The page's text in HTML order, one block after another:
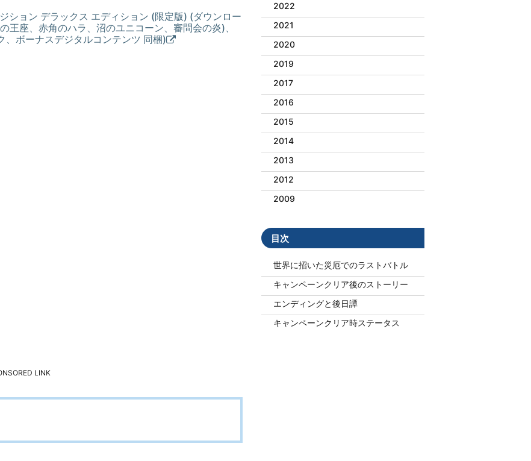
ション デラックス エディション (限定版) (ダウンロー
王座、赤角のハラ、沼のユニコーン、審問会の炎)、
、ボーナスデジタルコンテンツ 同梱)
LINK
2022
2021
2020
2019
2017
2016
2015
2014
2013
2012
2009
目次
世界に招いた災厄でのラストバトル
キャンペーンクリア後のストーリー
エンディングと後日譚
キャンペーンクリア時ステータス